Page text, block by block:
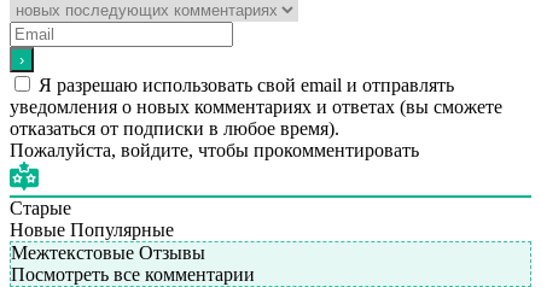
Я разрешаю использовать свой email и отправлять
уведомления о новых комментариях и ответах (вы cможете
отказаться от подписки в любое время).
Пожалуйста, войдите, чтобы прокомментировать
Старые
Новые Популярные
Межтекстовые Отзывы
Посмотреть все комментарии